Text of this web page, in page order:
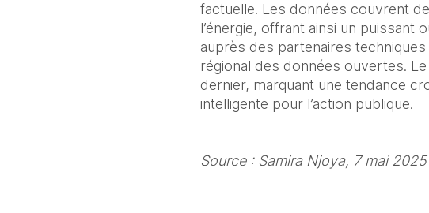
factuelle. Les données couvrent
l’énergie, offrant ainsi un puissant
auprès des partenaires
régional des données ouvertes.
dernier, marquant une tendance
intelligente pour l’action publique.
Source : Samira Njoya, 7 mai 2025